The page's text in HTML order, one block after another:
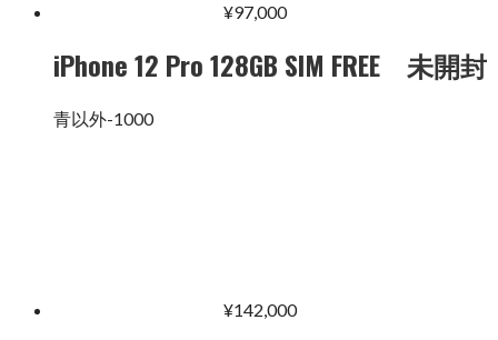
¥97,000
iPhone 12 Pro 128GB SIM FREE 未開封
青以外-1000
¥142,000